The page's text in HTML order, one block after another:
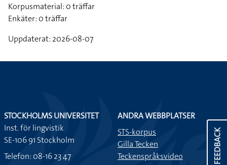
Korpusmaterial: 0 träffar
Enkäter: 0 träffar
Uppdaterat: 2026-08-07
FEEDBACK
STOCKHOLMS UNIVERSITET
Inst. för lingvistik
SE-106 91 Stockholm
Telefon: 08-16 23 47
ANDRA WEBBPLATSER
STS-korpus
Gilla Tecken
Teckenspråksvideo